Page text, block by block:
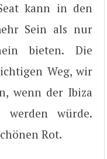
kann in den
Sein als nur
bieten. Die
Weg, wir
wenn der Ibiza
werden würde.
Rot.